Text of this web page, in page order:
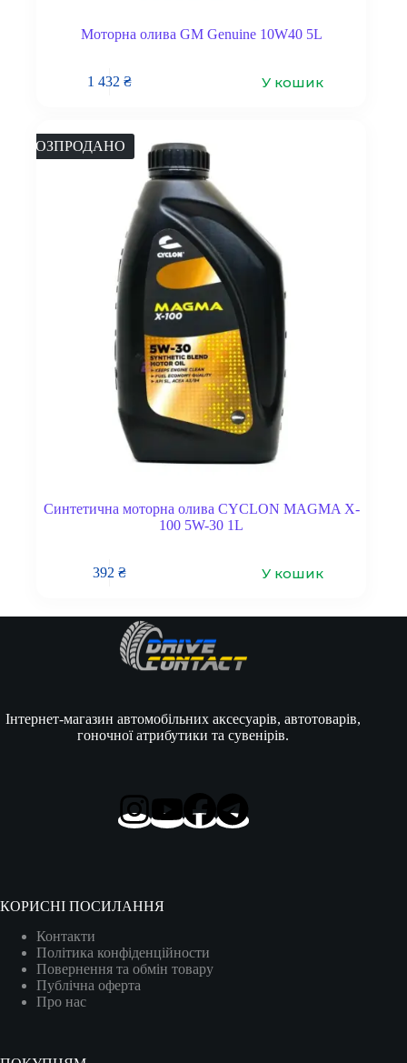
Моторна олива GM Genuine 10W40 5L
1 432₴ У кошик
РОЗПРОДАНО
Синтетична моторна олива CYCLON MAGMA X-
100 5W-30 1L
392₴ У кошик
Інтернет-магазин автомобільних аксесуарів, автотоварів,
гоночної атрибутики та сувенірів.
КОРИСНІ ПОСИЛАННЯ
Контакти
Політика конфіденційности
Повернення та обмін товару
Публічна оферта
Про нас